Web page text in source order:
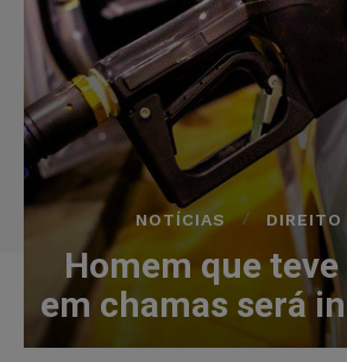
NOTÍCIAS DIREITO
Homem que
em chamas será